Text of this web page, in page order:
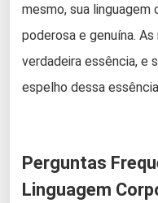
mesmo, sua
poderosa e genuína.
verdadeira essência, e
espelho dessa
Perguntas
Linguagem